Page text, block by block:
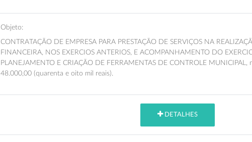
Objeto:
CONTRATAÇÃO DE EMPRESA PARA PRESTAÇÃO DE SERVIÇOS NA
FINANCEIRA, NOS EXERCIOS ANTERIOS, E ACOMPANHAMENTO DO
PLANEJAMENTO E CRIAÇÃO DE FERRAMENTAS DE CONTROLE
48.000,00 (quarenta e oito mil reais).
DETALHES